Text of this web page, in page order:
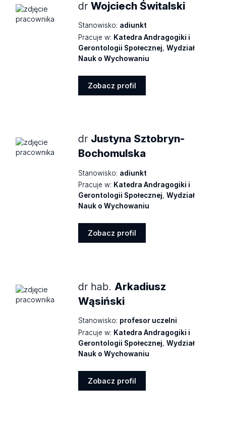
drWojciech Świtalski
Stanowisko: adiunkt
Pracuje w: Katedra Andragogiki i
Gerontologii Społecznej,Wydział
Nauk o Wychowaniu
Zobacz profil
dr Justyna Sztobryn-
Bochomulska
Stanowisko: adiunkt
Pracuje w: Katedra Andragogiki i
Gerontologii Społecznej,Wydział
Nauk o Wychowaniu
Zobacz profil
dr hab. Arkadiusz
Wąsiński
Stanowisko: profesor uczelni
Pracuje w: Katedra Andragogiki i
Gerontologii Społecznej,Wydział
Nauk o Wychowaniu
Zobacz profil